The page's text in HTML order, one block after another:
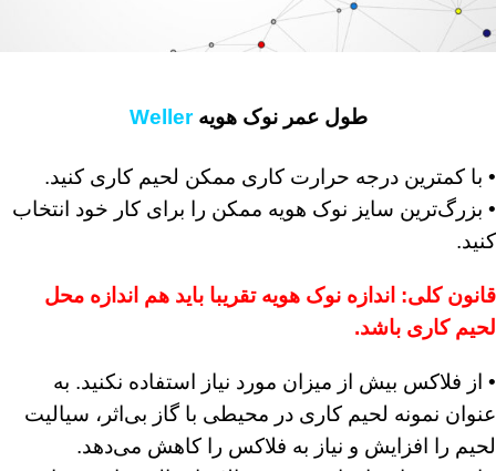
طول عمر نوک هویه Weller
• با کمترین درجه حرارت کاری ممکن لحیم کاری کنید.
• بزرگ‌‌ترین سایز نوک هویه ممکن را برای کار خود انتخاب
کنید.
قانون کلی: اندازه نوک هویه تقریبا باید هم اندازه محل
لحیم کاری باشد.
• از فلاکس بیش از میزان مورد نیاز استفاده نکنید. به
عنوان نمونه لحیم کاری در محیطی با گاز بی‌اثر، سیالیت
لحیم را افزایش و نیاز به فلاکس را کاهش می‌دهد.